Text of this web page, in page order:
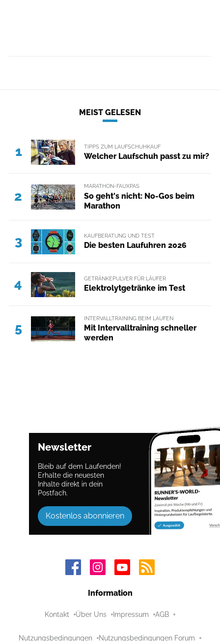
MEIST GELESEN
1 TIPPS ZUM LAUFSCHUHKAUF
Welcher Laufschuh passt zu mir?
2
MARATHON-FAUXPAS
So geht's nicht: No-Gos beim
Marathon
3 KAUFBERATUNG UND TEST
Die besten Laufuhren 2026
4 GETRÄNKEPULVER FÜR LÄUFER
Elektrolytgetränke im Test
5
INTERVALLTRAINING BEIM LAUFEN
Mit Intervalltraining schneller
werden
Newsletter
Bleib auf dem Laufenden!
Erhalte die neuesten
Inhalte direkt in dein
Postfach.
Kostenlos abonnieren
Information
Kontakt Über Uns Impressum AGB
Nutzungsbedingungen Nutzungsbedingungen Forum